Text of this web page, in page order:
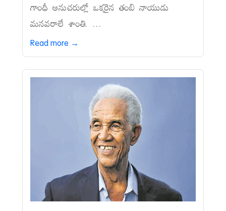
గాంధీ అనుచరుల్లో ఒకరైన తంబి నాయుడు
మనవరాలే శాంతి. ...
Read more →